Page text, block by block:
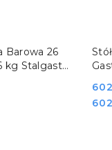
Barowa 26
kg Stalgast
KOSZYKA